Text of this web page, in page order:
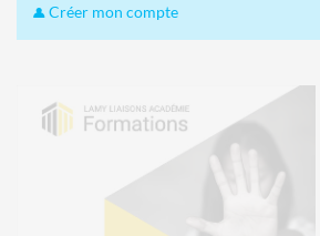
Créer mon compte